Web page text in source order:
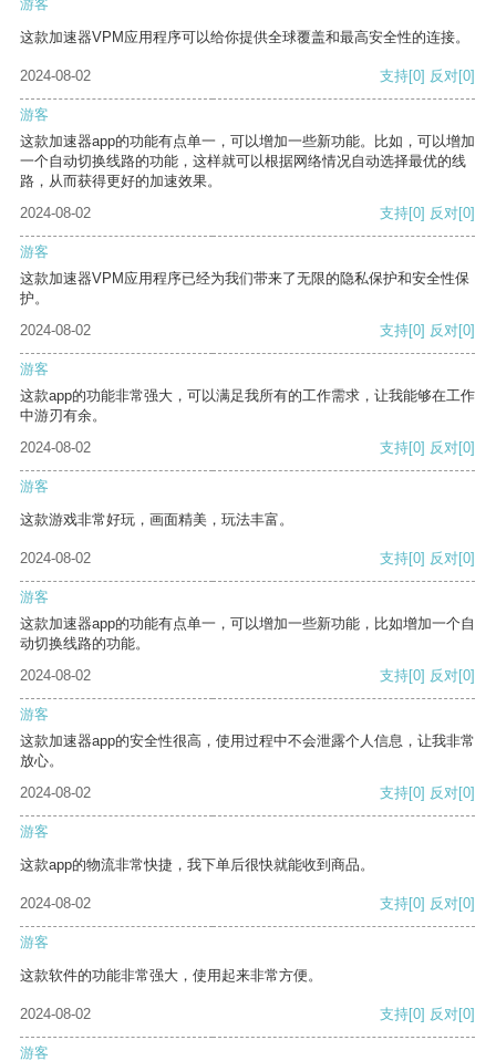
游客
这款加速器VPM应用程序可以给你提供全球覆盖和最高安全性的连接。
2024-08-02 支持[0] 反对[0]
游客
这款加速器app的功能有点单一，可以增加一些新功能。比如，可以增加
一个自动切换线路的功能，这样就可以根据网络情况自动选择最优的线
路，从而获得更好的加速效果。
2024-08-02
支持[0] 反对[0]
游客
这款加速器VPM应用程序已经为我们带来了无限的隐私保护和安全性保
护。
2024-08-02
支持[0] 反对[0]
游客
这款app的功能非常强大，可以满足我所有的工作需求，让我能够在工作
中游刃有余。
2024-08-02
支持[0] 反对[0]
游客
这款游戏非常好玩，画面精美，玩法丰富。
2024-08-02 支持[0] 反对[0]
游客
这款加速器app的功能有点单一，可以增加一些新功能，比如增加一个自
动切换线路的功能。
2024-08-02
支持[0] 反对[0]
游客
这款加速器app的安全性很高，使用过程中不会泄露个人信息，让我非常
放心。
2024-08-02
支持[0] 反对[0]
游客
这款app的物流非常快捷，我下单后很快就能收到商品。
2024-08-02 支持[0] 反对[0]
游客
这款软件的功能非常强大，使用起来非常方便。
2024-08-02 支持[0] 反对[0]
游客